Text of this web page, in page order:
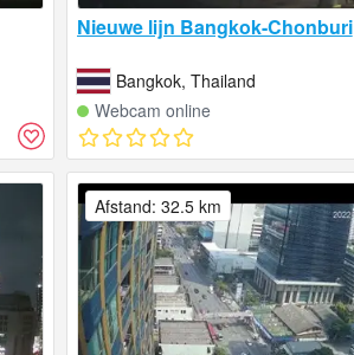
Nieuwe lijn Bangkok-Chonburi
Bangkok, Thailand
Webcam online
Afstand: 32.5 km